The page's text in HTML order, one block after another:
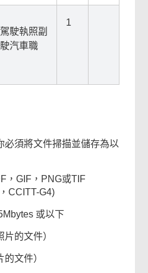
駛執照副
汽車職
1
必須將文件掃描並儲存為以
，GIF，PNG或TIF
CCITT-G4)
或以下
的文件）
文件）